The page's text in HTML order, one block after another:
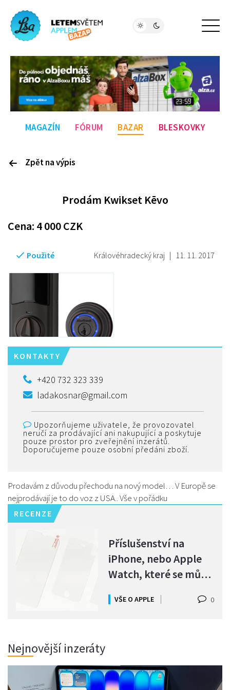
MAGAZÍN FÓRUM BAZAR BLESKOVKY
Zpět na výpis
Prodám Kwikset Kēvo
Cena: 4 000CZK
Královéhradecký kraj | 11. 11. 2017
Použité
KONTAKTY
+420 732 323 339
ladakosnar@gmail.com
Upozorňujeme uživatele, že provozovatel
neručí za prodávající ani nakupující a poskytuje
pouze prostor pro zveřejnění inzerátů.
Doporučujeme pouze osobní předáni zboží.
Prodavám z důvodu přechodu na nový model… V Europě se
nejprodávají je to do voz z USA.. Vše v pořádku
RECENZE
Příslušenství na
iPhone, nebo Apple
Watch, které se může
VŠE O APPLE 0
Nejnovější inzeráty